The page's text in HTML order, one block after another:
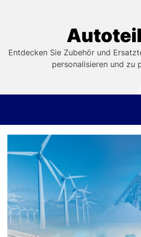
Entdecken Sie Zubehör und
personalisieren und zu